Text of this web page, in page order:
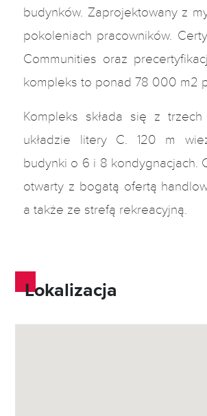
budynków. Zaprojektowany z
pokoleniach pracowników.
Communities oraz
kompleks to ponad 78 000 m2
Kompleks składa się z
układzie litery C. 120 m
budynki o 6 i 8 kondygnacjach.
otwarty z bogatą ofertą
a także ze strefą rekreacyjną.
Lokalizacja